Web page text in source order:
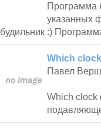
Программа
указанных
будильник :)
Which
Павел
Which clock